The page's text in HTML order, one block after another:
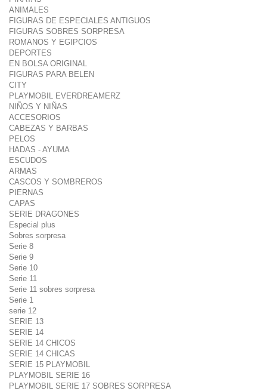
ANIMALES
FIGURAS DE ESPECIALES ANTIGUOS
FIGURAS SOBRES SORPRESA
ROMANOS Y EGIPCIOS
DEPORTES
EN BOLSA ORIGINAL
FIGURAS PARA BELEN
CITY
PLAYMOBIL EVERDREAMERZ
NIÑOS Y NIÑAS
ACCESORIOS
CABEZAS Y BARBAS
PELOS
HADAS - AYUMA
ESCUDOS
ARMAS
CASCOS Y SOMBREROS
PIERNAS
CAPAS
SERIE DRAGONES
Especial plus
Sobres sorpresa
Serie 8
Serie 9
Serie 10
Serie 11
Serie 11 sobres sorpresa
Serie 1
serie 12
SERIE 13
SERIE 14
SERIE 14 CHICOS
SERIE 14 CHICAS
SERIE 15 PLAYMOBIL
PLAYMOBIL SERIE 16
PLAYMOBIL SERIE 17 SOBRES SORPRESA